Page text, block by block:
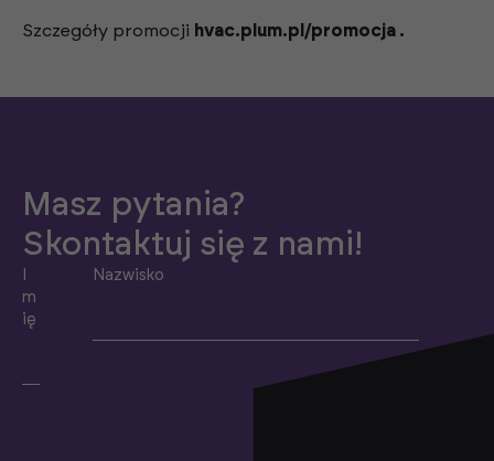
Szczegóły promocji hvac.plum.pl/promocja .
Masz pytania?
Skontaktuj się z nami!
m
ię
Nazwisko